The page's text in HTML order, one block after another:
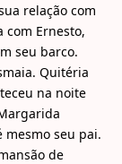
relação com
com Ernesto,
seu barco.
Quitéria
na noite
mesmo seu pai.
de